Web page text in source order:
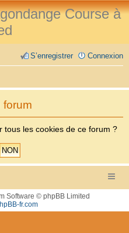
Course à
Connexion
S’enregistrer
forum
tous les cookies de ce forum ?
Software © phpBB Limited
fr.com